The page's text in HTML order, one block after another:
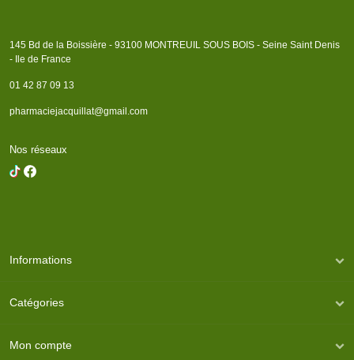
145 Bd de la Boissière - 93100 MONTREUIL SOUS BOIS - Seine Saint Denis
- Ile de France
01 42 87 09 13
pharmaciejacquillat@gmail.com
Nos réseaux
Informations
Catégories
Mon compte